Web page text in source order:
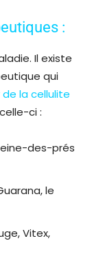
:
Il existe
qui
la cellulite
ci :
des-prés
le
Vitex,